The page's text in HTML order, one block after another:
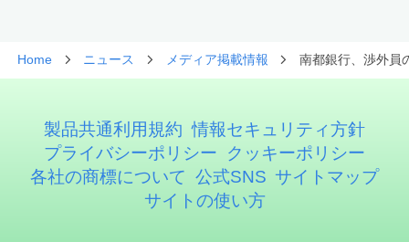
Home ニュース メディア掲載情報 南都銀行、渉外員
製品共通利用規約 情報セキュリティ方針
プライバシーポリシー
クッキーポリシー
各社の商標について 公式SNS サイトマップ
サイトの使い方